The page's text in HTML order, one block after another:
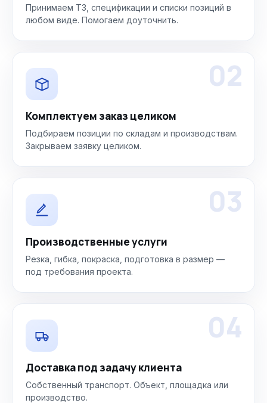
Принимаем ТЗ, спецификации и списки позиций в
любом виде. Помогаем доуточнить.
02
Комплектуем заказ целиком
Подбираем позиции по складам и производствам.
Закрываем заявку целиком.
03
Производственные услуги
Резка, гибка, покраска, подготовка в размер —
под требования проекта.
04
Доставка под задачу клиента
Собственный транспорт. Объект, площадка или
производство.